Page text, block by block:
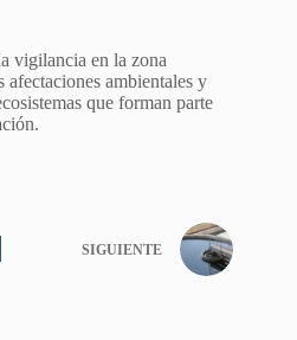
vigilancia en la zona
afectaciones ambientales y
que forman parte
SIGUIENTE